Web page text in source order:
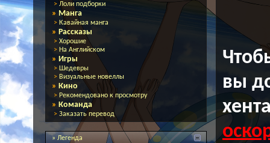
> Лоли подборки
» Манга
> Кавайная манга
» Рассказы
> Хорошие
> На Английском
» Игры
> Шедевры
> Визуальные новеллы
» Кино
> Рекомендовано к просмотру
» Команда
> Заказать перевод
» Легенда
вы